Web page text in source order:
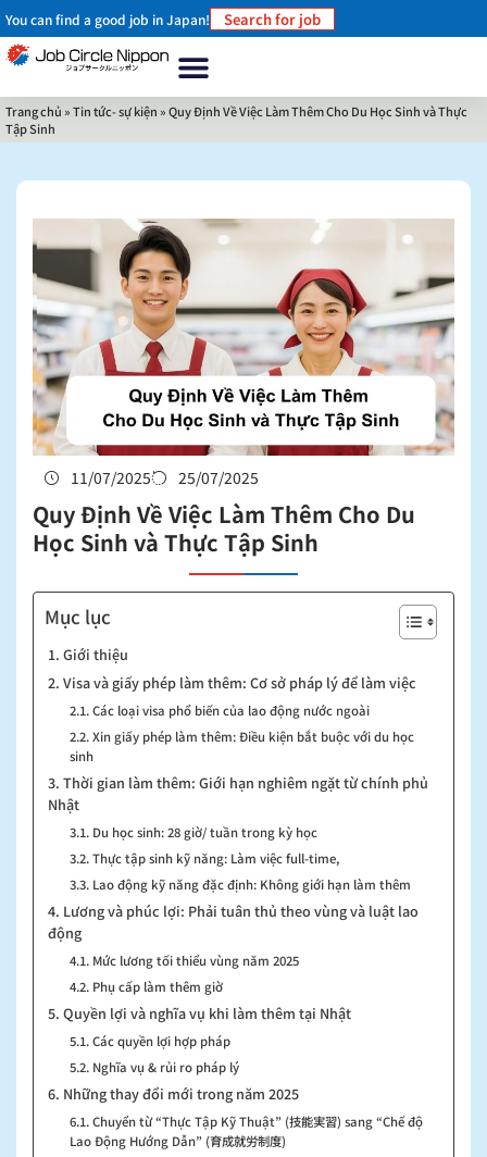
You can find a good job in Japan! Search for job
Trang chủ »Tin tức- sự kiện »Quy Định Về Việc Làm Thêm Cho Du Học Sinh và Thực
Tập Sinh
11/07/2025 25/07/2025
Quy Định Về Việc Làm Thêm Cho Du
Học Sinh và Thực Tập Sinh
Mục lục
1. Giới thiệu
2. Visa và giấy phép làm thêm: Cơ sở pháp lý để làm việc
2.1. Các loại visa phổ biến của lao động nước ngoài
2.2. Xin giấy phép làm thêm: Điều kiện bắt buộc với du học
sinh
3. Thời gian làm thêm: Giới hạn nghiêm ngặt từ chính phủ
Nhật
3.1. Du học sinh: 28 giờ/ tuần trong kỳ học
3.2. Thực tập sinh kỹ năng: Làm việc full-time,
3.3. Lao động kỹ năng đặc định: Không giới hạn làm thêm
4. Lương và phúc lợi: Phải tuân thủ theo vùng và luật lao
động
4.1. Mức lương tối thiểu vùng năm 2025
4.2. Phụ cấp làm thêm giờ
5. Quyền lợi và nghĩa vụ khi làm thêm tại Nhật
5.1. Các quyền lợi hợp pháp
5.2. Nghĩa vụ & rủi ro pháp lý
6. Những thay đổi mới trong năm 2025
6.1. Chuyển từ “Thực Tập Kỹ Thuật” (技能実習) sang “Chế độ
Lao Động Hướng Dẫn” (育成就労制度)